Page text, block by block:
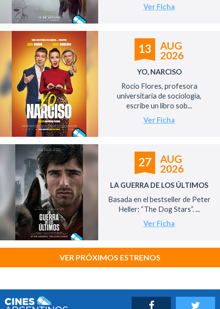
Ver Ficha
13
AUG
2026
YO, NARCISO
Rocío Flores, profesora
universitaria de sociología,
escribe un libro sob...
Ver Ficha
27
AUG
2026
LA GUERRA DE LOS ÚLTIMOS
Basada en el bestseller de Peter
Heller: “The Dog Stars”. ...
Ver Ficha
VER PRÓXIMOS ESTRENOS